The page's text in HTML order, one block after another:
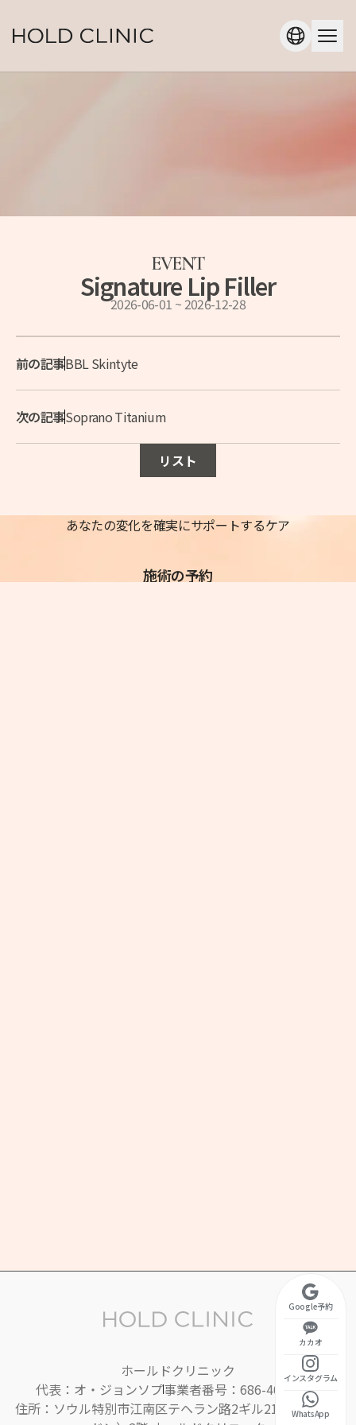
Google予約
カカオ
インスタグラム
WhatsApp
EVENT
Signature Lip Filler
2026-06-01 ~2026-12-28
前の記事BBL Skintyte
次の記事Soprano Titanium
リスト
あなたの変化を確実にサポートするケア
施術の予約
ホールドクリニック
代表：オ・ジョンソプ事業者番号：686-40-01395
住所：ソウル特別市江南区テヘラン路2ギル21（ヨクサム